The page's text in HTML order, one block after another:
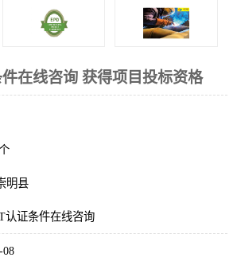
在线咨询 获得项目投标资格
明县
认证条件在线咨询
08